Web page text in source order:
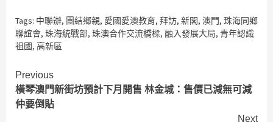
Tags: 中聯辦, 團結鄉親, 愛國愛澳教育, 拜訪, 新閣, 澳門, 珠海同鄉
聯誼會, 珠海統戰部, 珠澳合作交流橋樑, 融入發展大局, 青年認識
祖國, 高新區
Continue
Reading
Previous
橫琴澳門新街坊預計下月開售 林金城：售價已減無可減
仲要倒貼
Next